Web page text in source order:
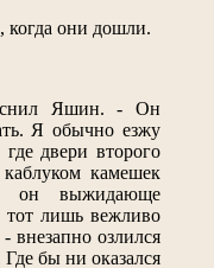
когда они дошли.
Яшин. - Он
Я обычно езжу
двери второго
камешек
он выжидающе
тот лишь вежливо
внезапно озлился
бы ни оказался